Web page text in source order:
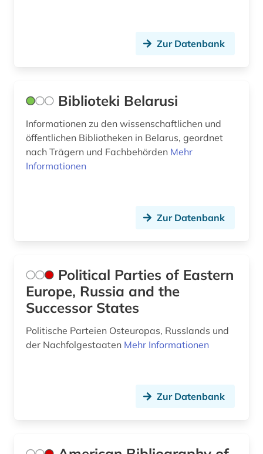
Zur Datenbank
Biblioteki Belarusi
Informationen zu den wissenschaftlichen und
öffentlichen Bibliotheken in Belarus, geordnet
nach Trägern und Fachbehörden Mehr
Informationen
Zur Datenbank
Political Parties of Eastern
Europe, Russia and the
Successor States
Politische Parteien Osteuropas, Russlands und
der Nachfolgestaaten Mehr Informationen
Zur Datenbank